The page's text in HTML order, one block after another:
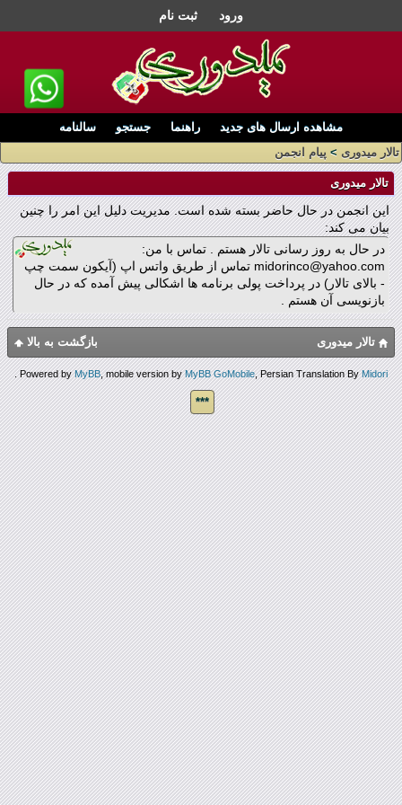
ورود ثبت نام
مشاهده ارسال های جدید راهنما جستجو
سالنامه
تالار میدوری > پیام انجمن
تالار میدوری
این انجمن در حال حاضر بسته شده است. مدیریت دلیل این امر را چنین
بیان می کند:
در حال به روز رسانی تالار هستم . تماس با من:
midorinco@yahoo.com تماس از طریق واتس اپ (آیکون سمت چپ
- بالای تالار) در پرداخت پولی برنامه ها اشکالی پیش آمده که در حال
بازنویسی آن هستم .
بازگشت به بالا تالار میدوری
Powered byMyBB, mobile version byMyBB GoMobile, Persian Translation ByMidori
.
***